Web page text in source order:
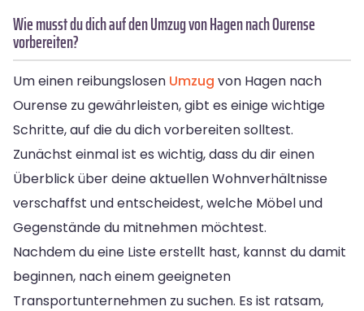
Wie musst du dich auf den Umzug von Hagen nach Ourense
vorbereiten?
Um einen reibungslosen Umzug von Hagen nach
Ourense zu gewährleisten, gibt es einige wichtige
Schritte, auf die du dich vorbereiten solltest.
Zunächst einmal ist es wichtig, dass du dir einen
Überblick über deine aktuellen Wohnverhältnisse
verschaffst und entscheidest, welche Möbel und
Gegenstände du mitnehmen möchtest.
Nachdem du eine Liste erstellt hast, kannst du damit
beginnen, nach einem geeigneten
Transportunternehmen zu suchen. Es ist ratsam,